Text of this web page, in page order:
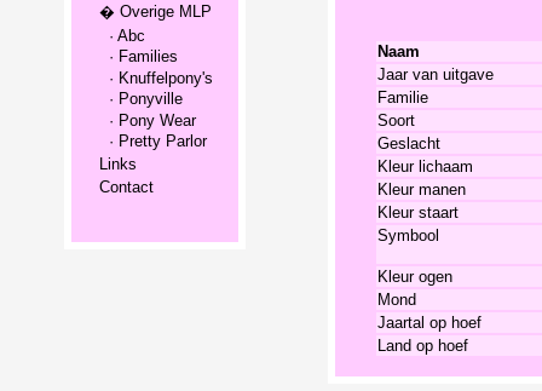
� Overige MLP
· Abc
· Families
· Knuffelpony's
· Ponyville
· Pony Wear
· Pretty Parlor
Links
Contact
Naam
Jaar van uitgave
Familie
Soort
Geslacht
Kleur lichaam
Kleur manen
Kleur staart
Symbool
Kleur ogen
Mond
Jaartal op hoef
Land op hoef